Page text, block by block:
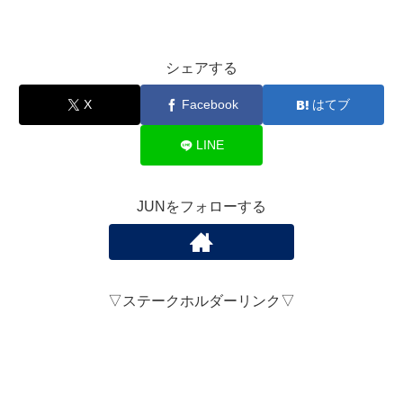
シェアする
X Facebook はてブ
LINE
JUNをフォローする
▽ステークホルダーリンク▽